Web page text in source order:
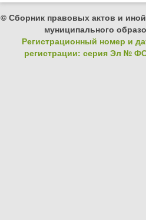
© Сборник правовых актов и
муниципального
Регистрационный номер и
регистрации: серия Эл №